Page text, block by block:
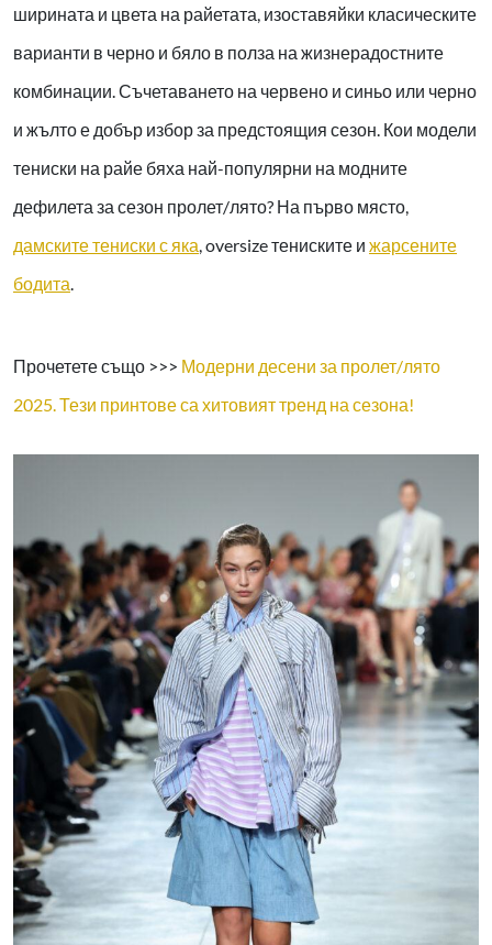
ширината и цвета на райетата, изоставяйки класическите
варианти в черно и бяло в полза на жизнерадостните
комбинации. Съчетаването на червено и синьо или черно
и жълто е добър избор за предстоящия сезон. Кои модели
тениски на райе бяха най-популярни на модните
дефилета за сезон пролет/лято? На първо място,
дамските тениски с яка, oversize тениските и жарсените
бодита.
Прочетете също >>> Модерни десени за пролет/лято
2025. Тези принтове са хитовият тренд на сезона!